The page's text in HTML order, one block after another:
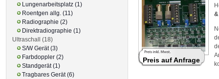
Preis auf Anfrage
Lungenarbeitsplatz (1)
Roentgen allg. (11)
Radiographie (2)
Direktradiographie (1)
Ultraschall (18)
S/W Gerät (3)
Farbdoppler (2)
Standgerät (1)
Tragbares Gerät (6)